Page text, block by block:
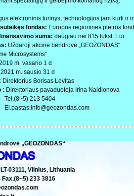
elektroninis turinys, technologijos jam kurti ir
fondas: Europos regioninės plėtros
suma: daugiau nei 815 tūkst. Eur
Uždaroji akcinė bendrovė „GEOZONDAS“
Microsystems“
m. vasario 1 d
2021 m. sausio 31 d
Direktorius Borisas Levitas
: Direktoriaus pavaduotoja Irina Naidionova
Tel.(8~5) 213 5404
El.pastas:info@geozondas.com
„GEOZONDAS“
03111, Vilnius, Lithuania
Fax.(8~5) 233 3816